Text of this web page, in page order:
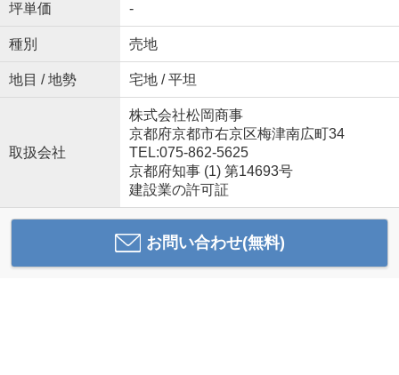
坪単価 -
種別 売地
地目 / 地勢 宅地 / 平坦
取扱会社
株式会社松岡商事
京都府京都市右京区梅津南広町34
TEL:075-862-5625
京都府知事 (1) 第14693号
建設業の許可証
お問い合わせ(無料)